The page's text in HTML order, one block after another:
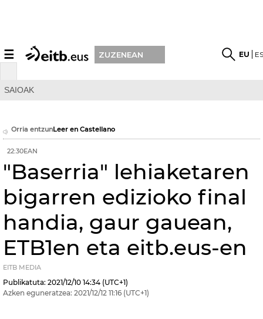
☰ ZUZENEAN EU
SAIOAK
Orria entzunLeer en Castellano
22:30EAN
"Baserria" lehiaketaren
bigarren edizioko final
handia, gaur gauean,
ETB1en eta eitb.eus-en
EITB MEDIA
Publikatuta: 2021/12/10 14:34 (UTC+1)
Azken eguneratzea: 2021/12/12 11:16 (UTC+1)